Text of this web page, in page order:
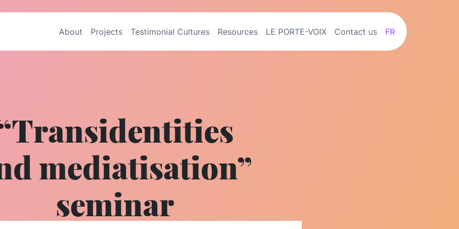
About Projects Testimonial Cultures Resources LE PORTE-VOIX Contact us FR
mediatisation”
seminar